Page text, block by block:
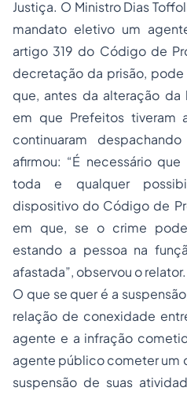
Justiça. O Ministro Dias
mandato eletivo um
artigo 319 do Código de
decretação da prisão,
que, antes da alteração da
em que Prefeitos tiveram
continuaram
afirmou: “É necessário
toda e qualquer
dispositivo do Código de
em que, se o crime
estando a pessoa na
afastada”, observou o relator.
O que se quer é a
relação de conexidade
agente e a infração
agente público cometer um
suspensão de suas